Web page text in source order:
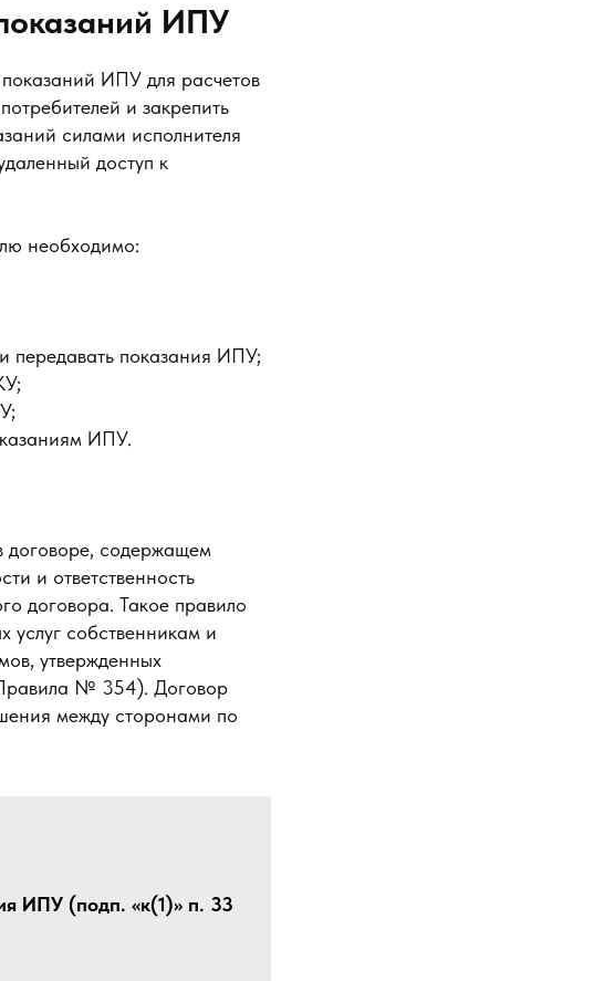
ИПУ
ИПУ для расчетов
и закрепить
силами исполнителя
доступ к
необходимо:
передавать показания ИПУ;
ИПУ.
договоре, содержащем
и ответственность
договора. Такое правило
услуг собственникам и
утвержденных
№ 354). Договор
между сторонами по
ИПУ (подп. «к(1)» п. 33